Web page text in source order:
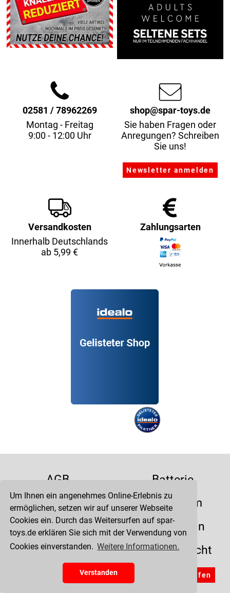
Um Ihnen ein angenehmes Online-Erlebnis zu
ermöglichen, setzen wir auf unserer Webseite
Cookies ein. Durch das Weitersurfen auf spar-
toys.de erklären Sie sich mit der Verwendung von
Cookies einverstanden. Weitere Informationen.
Verstanden
02581 / 78962269
Montag - Freitag
9:00 - 12:00 Uhr
shop@spar-toys.de
Sie haben Fragen oder
Anregungen? Schreiben
Sie uns!
Versandkosten
Innerhalb Deutschlands
ab 5,99 €
Zahlungsarten
AGB
Batterie
Datenschutz
Impressum
Kontakt
Liefertermin
Versandkosten
Widerrufsrecht